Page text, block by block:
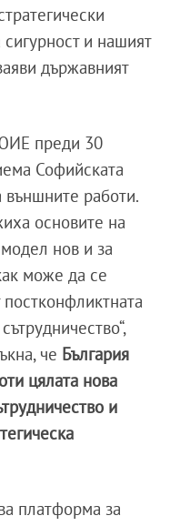
и нашият
държавният
преди 30
Софийската
работи.
основите на
нов и за
може да се
че България
цялата нова
и
платформа за